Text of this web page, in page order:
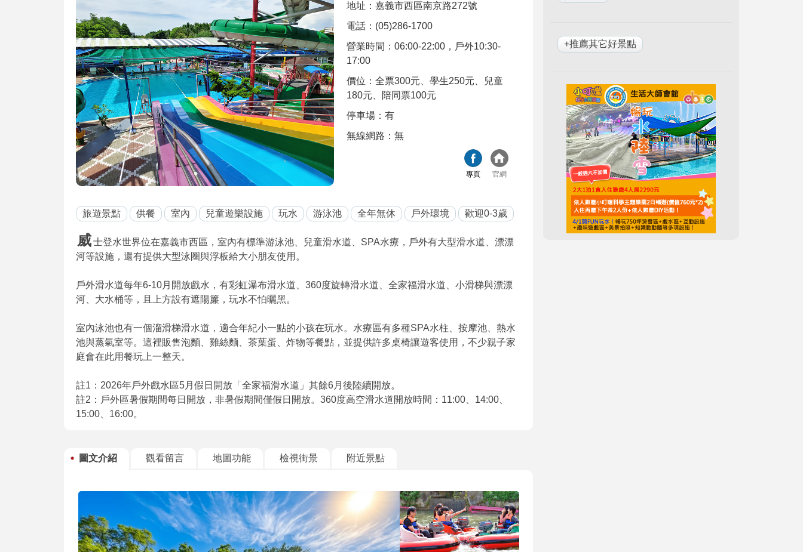
地址：嘉義市西區南京路272號
電話：(05)286-1700
營業時間：06:00-22:00，戶外10:30-
17:00
價位：全票300元、學生250元、兒童
180元、陪同票100元
停車場：有
無線網路：無
專頁 官網
旅遊景點 供餐 室內 兒童遊樂設施 玩水 游泳池 全年無休 戶外環境 歡迎0-3歲
威士登水世界位在嘉義市西區，室內有標準游泳池、兒童滑水道、SPA水療，戶外有大型滑水道、漂漂
河等設施，還有提供大型泳圈與浮板給大小朋友使用。
戶外滑水道每年6-10月開放戲水，有彩虹瀑布滑水道、360度旋轉滑水道、全家福滑水道、小滑梯與漂漂
河、大水桶等，且上方設有遮陽簾，玩水不怕曬黑。
室內泳池也有一個溜滑梯滑水道，適合年紀小一點的小孩在玩水。水療區有多種SPA水柱、按摩池、熱水
池與蒸氣室等。這裡販售泡麵、雞絲麵、茶葉蛋、炸物等餐點，並提供許多桌椅讓遊客使用，不少親子家
庭會在此用餐玩上一整天。
註1：2026年戶外戲水區5月假日開放「全家福滑水道」其餘6月後陸續開放。
註2：戶外區暑假期間每日開放，非暑假期間僅假日開放。360度高空滑水道開放時間：11:00、14:00、
15:00、16:00。
圖文介紹 觀看留言 地圖功能 檢視街景 附近景點
+推薦其它好景點